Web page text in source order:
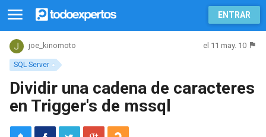
ENTRAR
SQL Server
joe_kinomoto el 11 may. 10
Dividir una cadena de caracteres
en Trigger's de mssql